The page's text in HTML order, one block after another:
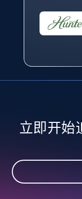
eBay - Collect
more.
Google
URL, Product
Rating, Reviews
立即开始